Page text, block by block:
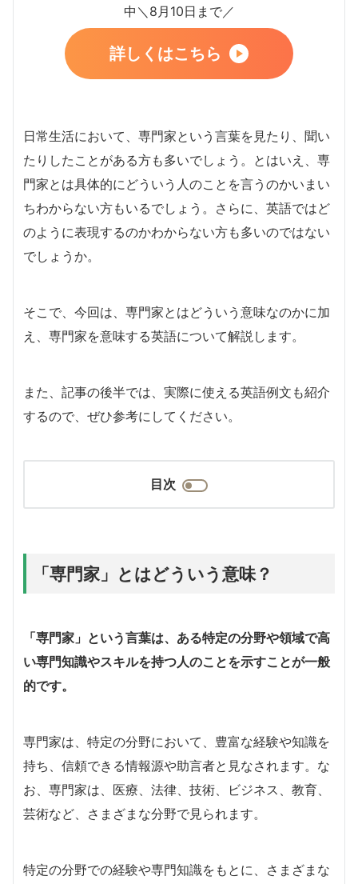
中＼8月10日まで／
詳しくはこちら
日常生活において、専門家という言葉を見たり、聞い
たりしたことがある方も多いでしょう。とはいえ、専
門家とは具体的にどういう人のことを言うのかいまい
ちわからない方もいるでしょう。さらに、英語ではど
のように表現するのかわからない方も多いのではない
でしょうか。
そこで、今回は、専門家とはどういう意味なのかに加
え、専門家を意味する英語について解説します。
また、記事の後半では、実際に使える英語例文も紹介
するので、ぜひ参考にしてください。
目次
「専門家」とはどういう意味？
「専門家」という言葉は、ある特定の分野や領域で高
い専門知識やスキルを持つ人のことを示すことが一般
的です。
専門家は、特定の分野において、豊富な経験や知識を
持ち、信頼できる情報源や助言者と見なされます。な
お、専門家は、医療、法律、技術、ビジネス、教育、
芸術など、さまざまな分野で見られます。
特定の分野での経験や専門知識をもとに、さまざまな